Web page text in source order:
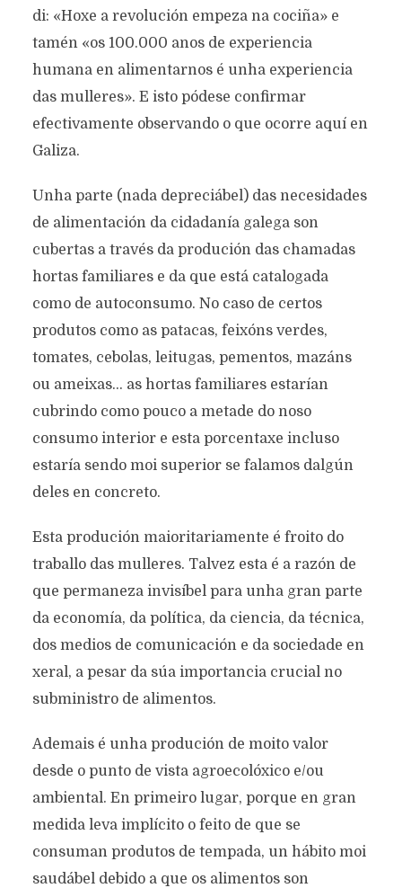
di: «Hoxe a revolución empeza na cociña» e
tamén «os 100.000 anos de experiencia
humana en alimentarnos é unha experiencia
das mulleres». E isto pódese confirmar
efectivamente observando o que ocorre aquí en
Galiza.
Unha parte (nada depreciábel) das necesidades
de alimentación da cidadanía galega son
cubertas a través da produción das chamadas
hortas familiares e da que está catalogada
como de autoconsumo. No caso de certos
produtos como as patacas, feixóns verdes,
tomates, cebolas, leitugas, pementos, mazáns
ou ameixas… as hortas familiares estarían
cubrindo como pouco a metade do noso
consumo interior e esta porcentaxe incluso
estaría sendo moi superior se falamos dalgún
deles en concreto.
Esta produción maioritariamente é froito do
traballo das mulleres. Talvez esta é a razón de
que permaneza invisíbel para unha gran parte
da economía, da política, da ciencia, da técnica,
dos medios de comunicación e da sociedade en
xeral, a pesar da súa importancia crucial no
subministro de alimentos.
Ademais é unha produción de moito valor
desde o punto de vista agroecolóxico e/ou
ambiental. En primeiro lugar, porque en gran
medida leva implícito o feito de que se
consuman produtos de tempada, un hábito moi
saudábel debido a que os alimentos son